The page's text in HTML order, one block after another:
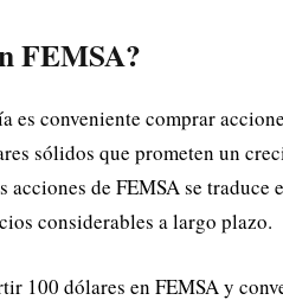
FEMSA?
es conveniente comprar
sólidos que prometen un
de FEMSA se
considerables a largo plazo.
100 dólares en FEMSA y